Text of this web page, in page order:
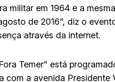
militar em 1964 e a
de 2016”, diz o
através da internet.
Temer” está
com a avenida